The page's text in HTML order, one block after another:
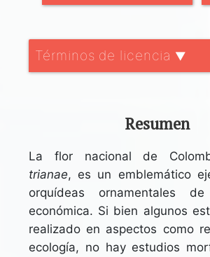
Términos de licencia ▼
Resumen
La flor nacional de
trianae, es un emblemático
orquídeas ornamentales de
económica. Si bien algunos
realizado en aspectos como
ecología, no hay estudios